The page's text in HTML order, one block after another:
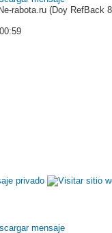
rabota.ru (Doy RefBack